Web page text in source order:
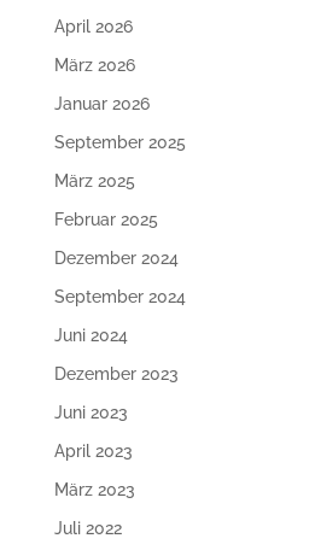
April 2026
März 2026
Januar 2026
September 2025
März 2025
Februar 2025
Dezember 2024
September 2024
Juni 2024
Dezember 2023
Juni 2023
April 2023
März 2023
Juli 2022